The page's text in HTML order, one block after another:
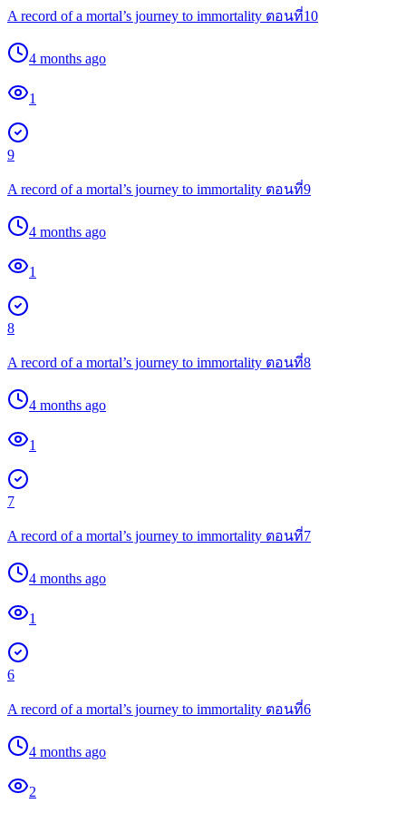
A record of a mortal’s journey to immortality ตอนที่10
4 months ago
1
9
A record of a mortal’s journey to immortality ตอนที่9
4 months ago
1
8
A record of a mortal’s journey to immortality ตอนที่8
4 months ago
1
7
A record of a mortal’s journey to immortality ตอนที่7
4 months ago
1
6
A record of a mortal’s journey to immortality ตอนที่6
4 months ago
2